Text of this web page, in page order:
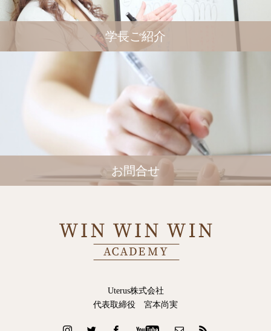
学長ご紹介
お問合せ
Uterus株式会社
代表取締役 宮本尚実